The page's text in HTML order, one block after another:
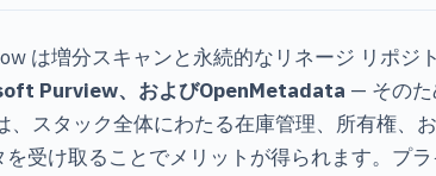
は増分スキャンと永続的なリネージ リポ
Purview、およびOpenMetadata — そのた
、スタック全体にわたる在庫管理、所有権
受け取ることでメリットが得られます。プ